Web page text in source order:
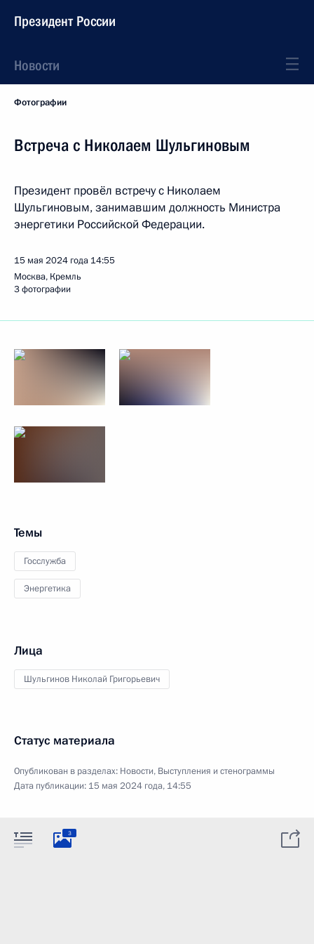
Президент России
Новости
Фотографии
Встреча с Николаем Шульгиновым
Президент провёл встречу с Николаем
Шульгиновым, занимавшим должность Министра
энергетики Российской Федерации.
15 мая 2024 года 14:55
Москва, Кремль
3 фотографии
Темы
Госслужба
Энергетика
Лица
Шульгинов Николай Григорьевич
Статус материала
Опубликован в разделах: Новости, Выступления и стенограммы
Дата публикации: 15 мая 2024 года, 14:55
3